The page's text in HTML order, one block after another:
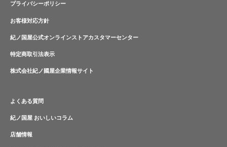
プライバシーポリシー
お客様対応方針
紀ノ国屋公式オンラインストアカスタマーセンター
特定商取引法表示
株式会社紀ノ國屋企業情報サイト
よくある質問
紀ノ国屋 おいしいコラム
店舗情報